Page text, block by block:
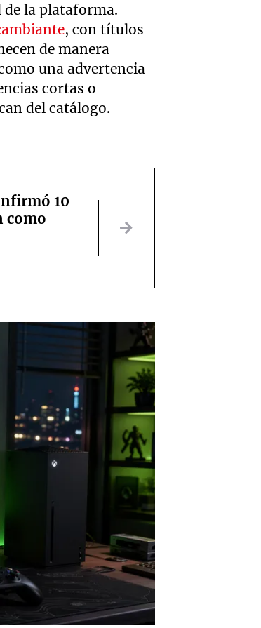
la plataforma.
, con títulos
de manera
una advertencia
cortas o
del catálogo.
10
como